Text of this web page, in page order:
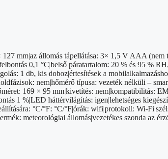
mm|az állomás tápellátása: 3× 1,5 V AAA (nem
0,1 °C|belső páratartalom: 20 % és 95 %
1 db, kis doboz|értesítések a
nem|hőmérő típusa: vezeték nélküli –
169 × 95 mm|kivetítés: nem|kompatibilitás:
1 %|LED háttérvilágítás: igen|lehetséges
°C/°F: °C/°F|órák: wifi|protokoll: Wi-
meteorológiai állomás|vezetékes szonda az